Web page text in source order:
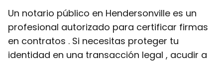
Un notario público en Hendersonville es un
profesional autorizado para certificar firmas
en contratos . Si necesitas proteger tu
identidad en una transacción legal , acudir a